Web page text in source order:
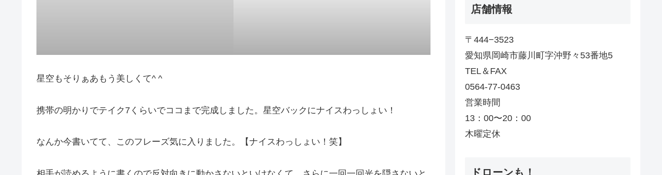
星空もそりぁあもう美しくて^ ^
携帯の明かりでテイク7くらいでココまで完成しました。星空バックにナイスわっしょい！
なんか今書いてて、このフレーズ気に入りました。【ナイスわっしょい！笑】
店舗情報
〒444−3523
愛知県岡崎市藤川町字沖野々53番地5
TEL＆FAX
0564-77-0463
営業時間
13：00〜20：00
木曜定休
ドローンも！